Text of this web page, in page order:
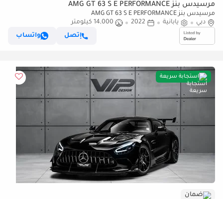
مرسيدس بنز AMG GT 63 S E PERFORMANCE
مرسيدس بنز AMG GT 63 S E PERFORMANCE
دبي
يابانية 2022
14,000 كيلومتر
إتصل
واتساب
استجابة سريعة
ضمان